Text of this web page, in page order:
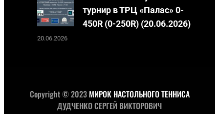
турнир в ТРЦ «Палас» 0-
450R (0-250R) (20.06.2026)
20.06.2026
Copyright © 2023 МИРОК НАСТОЛЬНОГО ТЕННИСА
ДУДЧЕНКО СЕРГЕЙ ВИКТОРОВИЧ